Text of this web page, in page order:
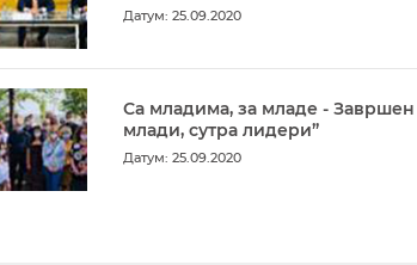
Датум: 25.09.2020
Са младима, за младе - Завршен
млади, сутра лидери”
Датум: 25.09.2020